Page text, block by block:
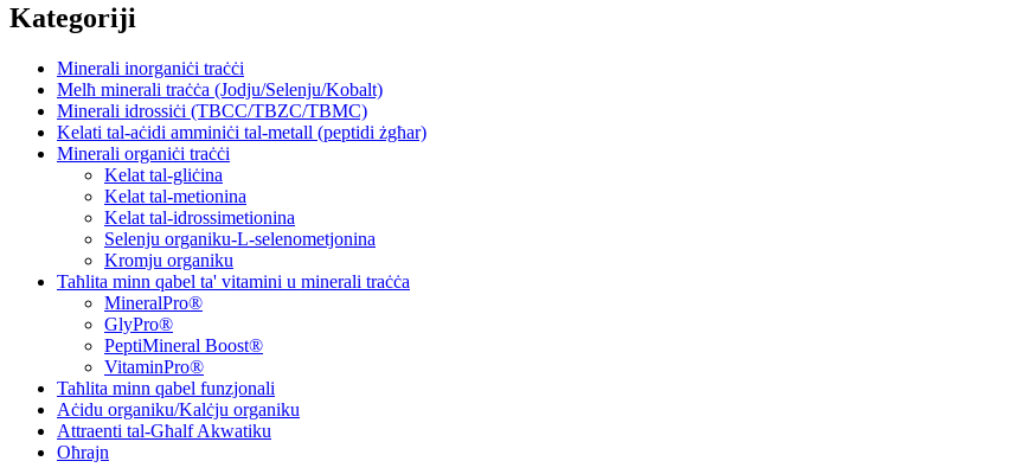
Kategoriji
Minerali inorganiċi traċċi
Melħ minerali traċċa (Jodju/Selenju/Kobalt)
Minerali idrossiċi (TBCC/TBZC/TBMC)
Kelati tal-aċidi amminiċi tal-metall (peptidi żgħar)
Minerali organiċi traċċi
Kelat tal-gliċina
Kelat tal-metionina
Kelat tal-idrossimetionina
Selenju organiku-L-selenometjonina
Kromju organiku
Taħlita minn qabel ta' vitamini u minerali traċċa
MineralPro®
GlyPro®
PeptiMineral Boost®
VitaminPro®
Taħlita minn qabel funzjonali
Aċidu organiku/Kalċju organiku
Attraenti tal-Għalf Akwatiku
Oħrajn